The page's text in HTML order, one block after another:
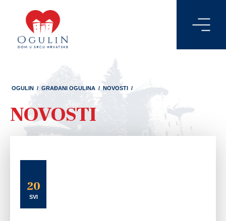
OGULIN / GRAĐANI OGULINA / NOVOSTI /
NOVOSTI
20
SVI